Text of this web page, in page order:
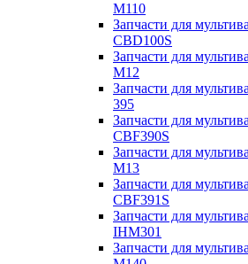
M110
Запчасти для
CBD100S
Запчасти для
M12
Запчасти для
395
Запчасти для
CBF390S
Запчасти для
M13
Запчасти для
CBF391S
Запчасти для
IHM301
Запчасти для